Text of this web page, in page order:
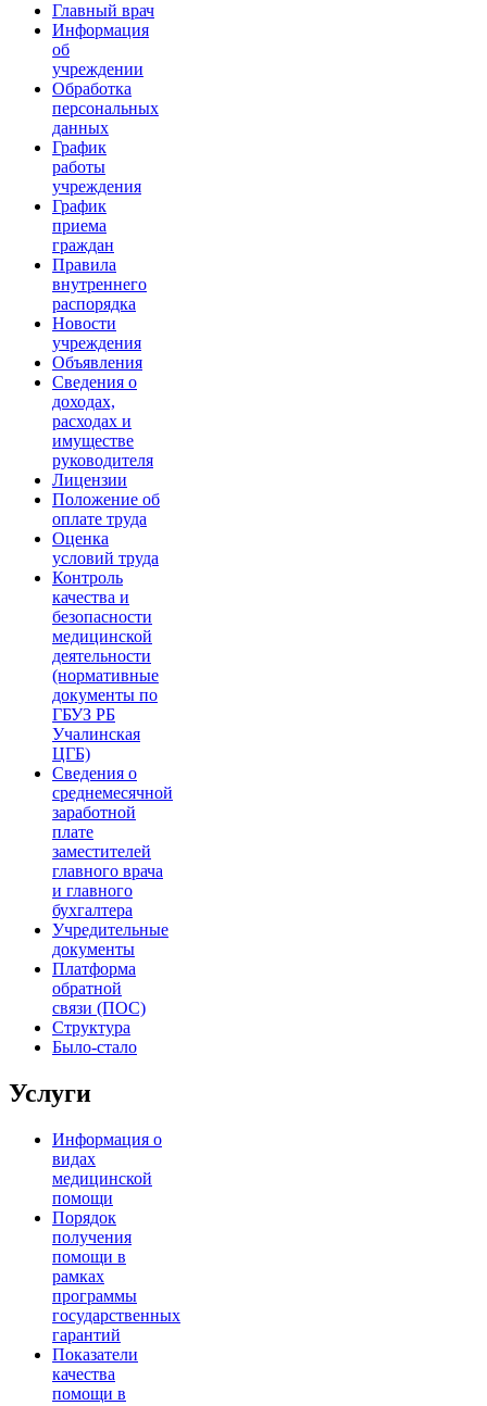
Главный врач
Информация
об
учреждении
Обработка
персональных
данных
График
работы
учреждения
График
приема
граждан
Правила
внутреннего
распорядка
Новости
учреждения
Объявления
Сведения о
доходах,
расходах и
имуществе
руководителя
Лицензии
Положение об
оплате труда
Оценка
условий труда
Контроль
качества и
безопасности
медицинской
деятельности
(нормативные
документы по
ГБУЗ РБ
Учалинская
ЦГБ)
Сведения о
среднемесячной
заработной
плате
заместителей
главного врача
и главного
бухгалтера
Учредительные
документы
Платформа
обратной
связи (ПОС)
Структура
Было-стало
Услуги
Информация о
видах
медицинской
помощи
Порядок
получения
помощи в
рамках
программы
государственных
гарантий
Показатели
качества
помощи в